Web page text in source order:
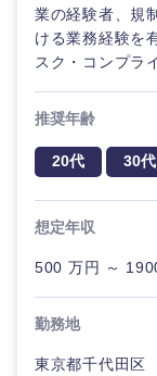
業の経験者、規
ける業務経験を
スク・コンプラ
推奨年齢
20代 30代
想定年収
500 万円 ～
勤務地
東京都千代田区